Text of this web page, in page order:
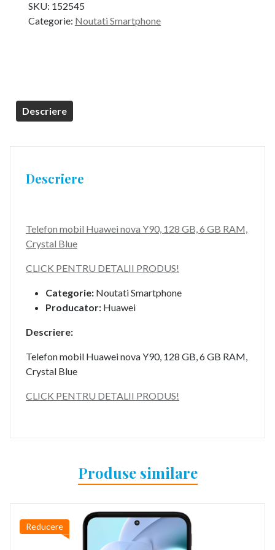
a
fost:
1.049,99 lei.
SKU: 152545
Categorie: Noutati Smartphone
Descriere
Descriere
Telefon mobil Huawei nova Y90, 128 GB, 6 GB RAM,
Crystal Blue
CLICK PENTRU DETALII PRODUS!
Categorie: Noutati Smartphone
Producator: Huawei
Descriere:
Telefon mobil Huawei nova Y90, 128 GB, 6 GB RAM,
Crystal Blue
CLICK PENTRU DETALII PRODUS!
Produse similare
Reducere